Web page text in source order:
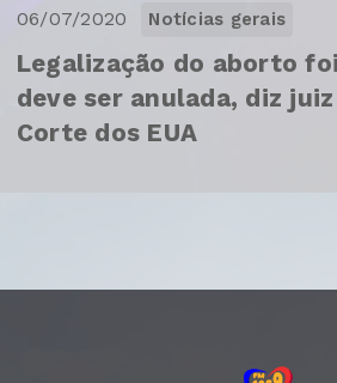
Notícias gerais
06/07/2020
Legalização do aborto
deve ser anulada, diz
Corte dos EUA